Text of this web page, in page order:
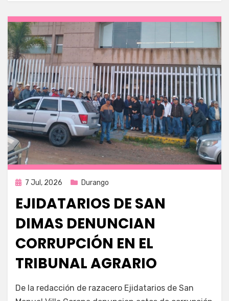
Publicada
7 Jul, 2026 Durango
EJIDATARIOS DE SAN
DIMAS DENUNCIAN
CORRUPCIÓN EN EL
TRIBUNAL AGRARIO
por Fernando Miranda Servín
De la redacción de razacero Ejidatarios de San